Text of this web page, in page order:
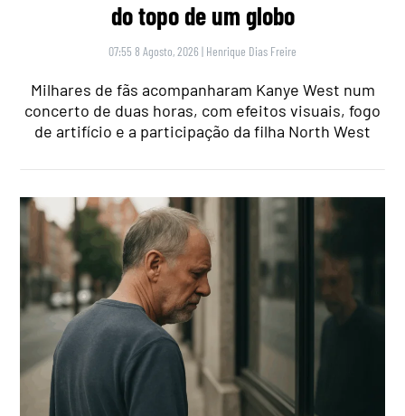
do topo de um globo
07:55 8 Agosto, 2026 | Henrique Dias Freire
Milhares de fãs acompanharam Kanye West num
concerto de duas horas, com efeitos visuais, fogo
de artifício e a participação da filha North West